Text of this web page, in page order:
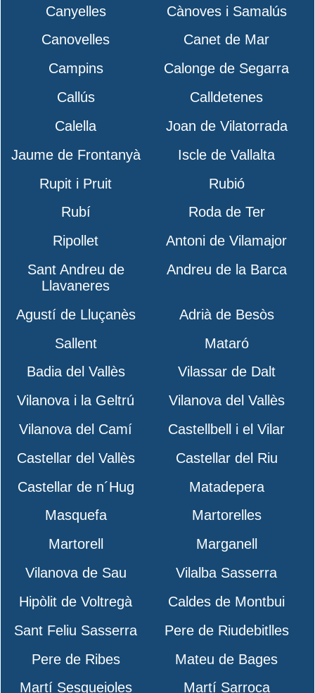
Canyelles
Cànoves i Samalús
Canovelles
Canet de Mar
Campins
Calonge de Segarra
Callús
Calldetenes
Calella
Joan de Vilatorrada
Jaume de Frontanyà
Iscle de Vallalta
Rupit i Pruit
Rubió
Rubí
Roda de Ter
Ripollet
Antoni de Vilamajor
Sant Andreu de
Llavaneres
Andreu de la Barca
Agustí de Lluçanès
Adrià de Besòs
Sallent
Mataró
Badia del Vallès
Vilassar de Dalt
Vilanova i la Geltrú
Vilanova del Vallès
Vilanova del Camí
Castellbell i el Vilar
Castellar del Vallès
Castellar del Riu
Castellar de n´Hug
Matadepera
Masquefa
Martorelles
Martorell
Marganell
Vilanova de Sau
Vilalba Sasserra
Hipòlit de Voltregà
Caldes de Montbui
Sant Feliu Sasserra
Pere de Riudebitlles
Pere de Ribes
Mateu de Bages
Martí Sesgueioles
Martí Sarroca